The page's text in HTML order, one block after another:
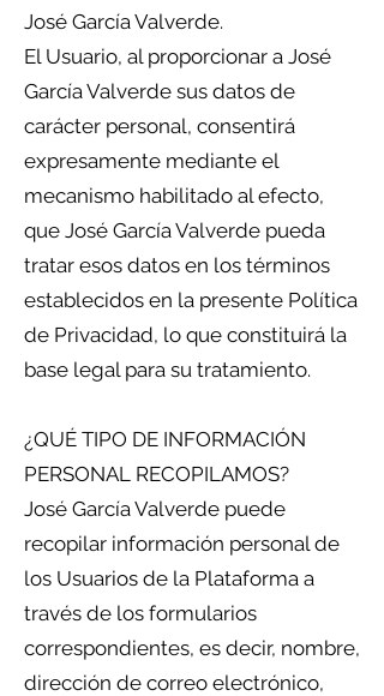
José García Valverde.
El Usuario, al proporcionar a José
García Valverde sus datos de
carácter personal, consentirá
expresamente mediante el
mecanismo habilitado al efecto,
que José García Valverde pueda
tratar esos datos en los términos
establecidos en la presente Política
de Privacidad, lo que constituirá la
base legal para su tratamiento.
¿QUÉ TIPO DE INFORMACIÓN
PERSONAL RECOPILAMOS?
José García Valverde puede
recopilar información personal de
los Usuarios de la Plataforma a
través de los formularios
correspondientes, es decir, nombre,
dirección de correo electrónico,